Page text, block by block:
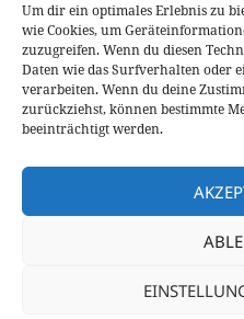
Um dir ein optimales Erlebnis zu
wie Cookies, um
zuzugreifen. Wenn du diesen
Daten wie das Surfverhalten oder
verarbeiten. Wenn du deine
zurückziehst, können bestimmte
beeinträchtigt werden.
Veröffentlicht
am
20. Juni 2014 Autor
Fabian
Beitragsnavigation
VORHERIGER
Vorheriger
Beitrag:
Shoppingbag oder
Mercedes-Benz GLA
24h Rennen